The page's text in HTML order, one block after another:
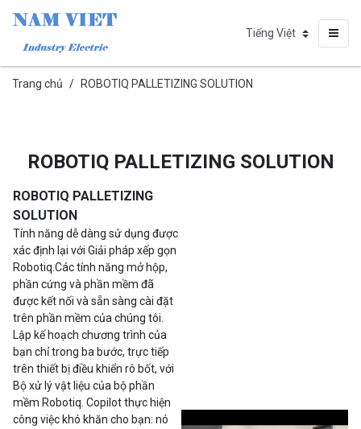
Trang chủ ROBOTIQ PALLETIZING SOLUTION
ROBOTIQ PALLETIZING SOLUTION
ROBOTIQ PALLETIZING
SOLUTION
Tính năng dễ dàng sử dụng được
xác định lại với Giải pháp xếp gọn
Robotiq.Các tính năng mở hộp,
phần cứng và phần mềm đã
được kết nối và sẵn sàng cài đặt
trên phần mềm của chúng tôi.
Lập kế hoạch chương trình của
bạn chỉ trong ba bước, trực tiếp
trên thiết bị điều khiển rô bốt, với
Bộ xử lý vật liệu của bộ phần
mềm Robotiq. Copilot thực hiện
công việc khó khăn cho bạn: nó